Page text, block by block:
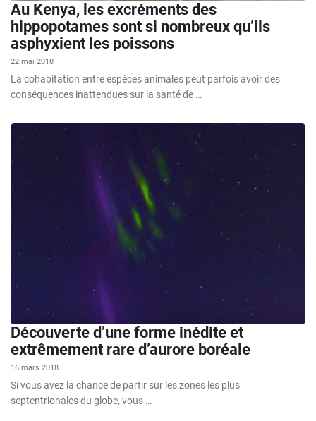
Au Kenya, les excréments des
hippopotames sont si nombreux qu’ils
asphyxient les poissons
22 mai 2018
La cohabitation entre espèces animales peut parfois avoir des
conséquences inattendues sur la santé de …
Découverte d’une forme inédite et
extrêmement rare d’aurore boréale
16 mars 2018
Si vous avez la chance de partir sur les zones les plus
septentrionales du globe, vous …